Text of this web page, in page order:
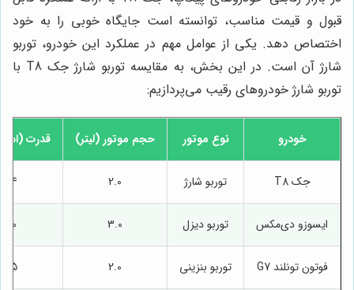
قبول و قیمت مناسب، توانسته است جایگاه خوبی را به خود
اختصاص دهد. یکی از عوامل مهم در عملکرد این خودرو، توربو
شارژ آن است. در این بخش، به مقایسه توربو شارژ جک T8 با
توربو شارژ خودروهای رقیب می‌پردازیم:
خودرو نوع موتور حجم موتور (لیتر) قدرت
جک T8 توربو شارژ 2.0
174
ایسوزو دی‌مکس توربو دیزل 3.0
190
فوتون تونلند G7 توربو بنزینی 2.0
215